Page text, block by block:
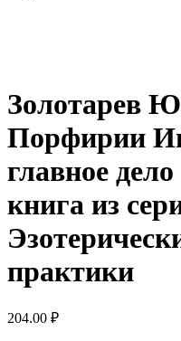
Золотарев
Порфирии
главное
книга из
практики
204.00 ₽